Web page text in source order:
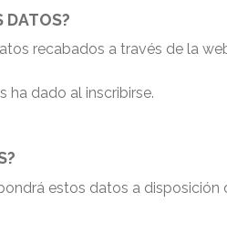
DATOS?
recabados a través de la
ha dado al inscribirse.
estos datos a disposición